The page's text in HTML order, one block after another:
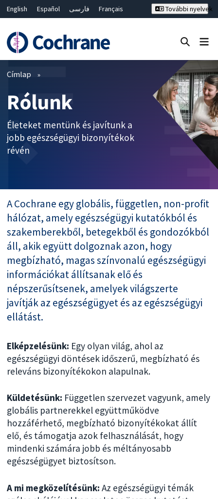
English Español فارسی
Français
Bahasa Malaysia
ไทย
繁體中文
简体中文
További nyelvek
Keresés bezárása ✖
Címlap
Rólunk
Életeket mentünk és javítunk a
jobb egészségügyi bizonyítékok
révén
A Cochrane egy globális, független, non-profit
hálózat, amely egészségügyi kutatókból és
szakemberekből, betegekből és gondozókból
áll, akik együtt dolgoznak azon, hogy
megbízható, magas színvonalú egészségügyi
információkat állítsanak elő és
népszerűsítsenek, amelyek világszerte
javítják az egészségügyet és az egészségügyi
ellátást.
Elképzelésünk: Egy olyan világ, ahol az
egészségügyi döntések időszerű, megbízható és
releváns bizonyítékokon alapulnak.
Küldetésünk: Független szervezet vagyunk, amely
globális partnerekkel együttműködve
hozzáférhető, megbízható bizonyítékokat állít
elő, és támogatja azok felhasználását, hogy
mindenki számára jobb és méltányosabb
egészségügyet biztosítson.
A mi megközelítésünk:Az egészségügyi témák